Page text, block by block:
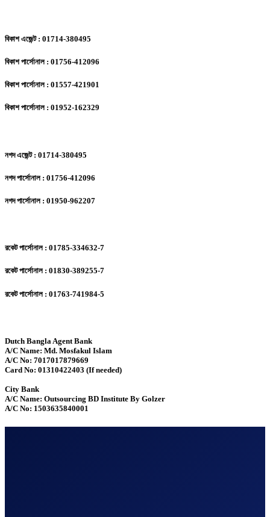
বিকাশ এজেন্ট : 01714-380495
বিকাশ পার্সোনাল : 01756-412096
বিকাশ পার্সোনাল : 01557-421901
বিকাশ পার্সোনাল : 01952-162329
নগদ এজেন্ট : 01714-380495
নগদ পার্সোনাল : 01756-412096
নগদ পার্সোনাল : 01950-962207
রকেট পার্সোনাল : 01785-334632-7
রকেট পার্সোনাল : 01830-389255-7
রকেট পার্সোনাল : 01763-741984-5
Dutch Bangla Agent Bank
A/C Name: Md. Mosfakul Islam
A/C No: 7017017879669
Card No: 01310422403 (If needed)
City Bank
A/C Name: Outsourcing BD Institute By Golzer
A/C No: 1503635840001